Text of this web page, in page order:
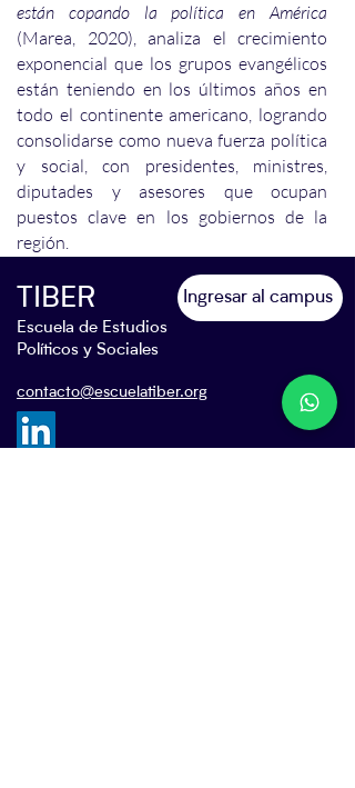
están copando la política en América
(Marea, 2020), analiza el crecimiento
exponencial que los grupos evangélicos
están teniendo en los últimos años en
todo el continente americano, logrando
consolidarse como nueva fuerza política
y social, con presidentes, ministres,
diputades y asesores que ocupan
puestos clave en los gobiernos de la
región.
TIBER
Escuela de Estudios
Políticos y Sociales
contacto@escuelatiber.org
Ingresar al campus